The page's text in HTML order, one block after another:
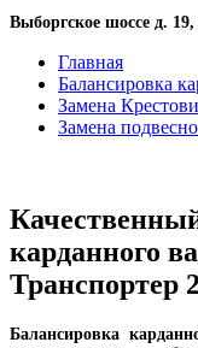
Выборгское шоссе д. 19,
Главная
Балансировка
Замена
Замена
карданного
Транспортер
Балансировка